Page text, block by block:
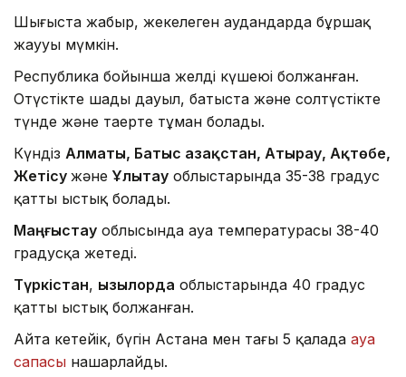
Шығыста жаңбыр, жекелеген аудандарда бұршақ
жаууы мүмкін.
Республика бойынша желдің күшеюі болжанған.
Оңтүстікте шаңды дауыл, батыста және солтүстікте
түнде және таңертең тұман болады.
Күндіз Алматы, Батыс Қазақстан, Атырау, Ақтөбе,
Жетісу және Ұлытау облыстарында 35-38 градус
қатты ыстық болады.
Маңғыстау облысында ауа температурасы 38-40
градусқа жетеді.
Түркістан, Қызылорда облыстарында 40 градус
қатты ыстық болжанған.
Айта кетейік, бүгін Астана мен тағы 5 қалада ауа
сапасы нашарлайды.